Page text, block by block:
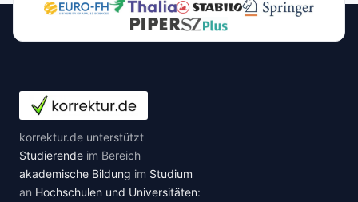
korrektur.de unterstützt
Studierende im Bereich
akademische Bildung im Studium
an Hochschulen und Universitäten: